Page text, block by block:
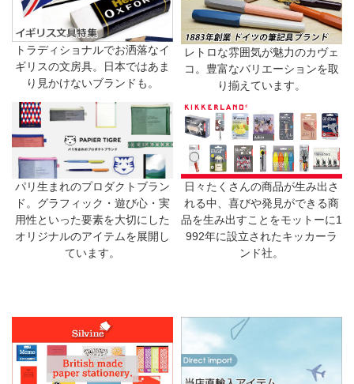
トラディショナルでお洒落なイ
ギリスの文房具。日本ではあま
り見かけないブランドも。
レトロな雰囲気が魅力のカヴェ
コ。豊富なバリエーションを取
り揃えています。
パリ生まれのプロダクトブラン
ド。グラフィック・遊び心・実
用性といった要素を大切にした
オリジナルのアイテムを展開し
ています。
日々たくさんの商品が生み出さ
れる中、喜びや発見ができる商
品を生み出すことをモットーに1
992年に設立されたキッカーラ
ンド社。